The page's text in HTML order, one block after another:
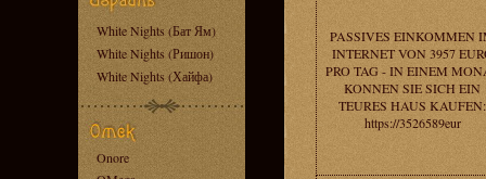
White Nights (Бат Ям)
White Nights (Ришон)
White Nights (Хайфа)
Onore
PASSIVES EINKOMMEN
INTERNET VON 3957
PRO TAG - IN EINEM
KONNEN SIE SICH EIN
TEURES HAUS KAUFEN:
https://3526589eur